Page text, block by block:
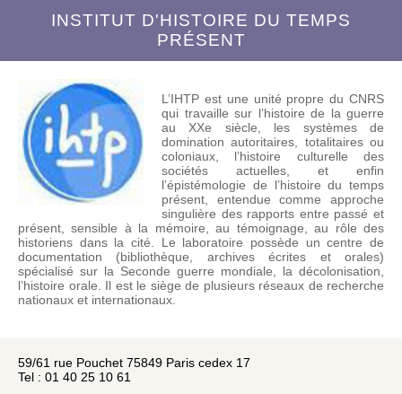
INSTITUT D'HISTOIRE DU TEMPS
PRÉSENT
L’IHTP est une unité propre du CNRS
qui travaille sur l’histoire de la guerre
au XXe siècle, les systèmes de
domination autoritaires, totalitaires ou
coloniaux, l’histoire culturelle des
sociétés actuelles, et enfin
l’épistémologie de l’histoire du temps
présent, entendue comme approche
singulière des rapports entre passé et
présent, sensible à la mémoire, au témoignage, au rôle des
historiens dans la cité. Le laboratoire possède un centre de
documentation (bibliothèque, archives écrites et orales)
spécialisé sur la Seconde guerre mondiale, la décolonisation,
l’histoire orale. Il est le siège de plusieurs réseaux de recherche
nationaux et internationaux.
59/61 rue Pouchet 75849 Paris cedex 17
Tel : 01 40 25 10 61